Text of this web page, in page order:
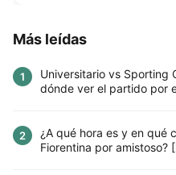
Más leídas
1
Universitario vs Sporting
dónde ver el partido por
2
¿A qué hora es y en qué
Fiorentina por amistoso?